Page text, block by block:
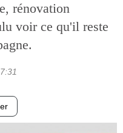
rénovation
voir ce qu'il reste